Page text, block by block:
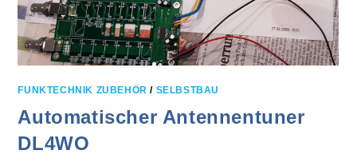
FUNKTECHNIK ZUBEHÖR / SELBSTBAU
Automatischer Antennentuner
DL4WO